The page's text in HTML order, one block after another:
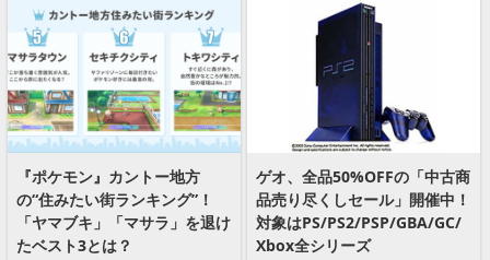
『ポケモン』カントー地方
の“住みたい街ランキング”！
「ヤマブキ」「マサラ」を退け
たベスト3とは？
ゲオ、全品50%OFFの「中古商
品売り尽くしセール」開催中！
対象はPS/PS2/PSP/GBA/GC/
Xbox全シリーズ